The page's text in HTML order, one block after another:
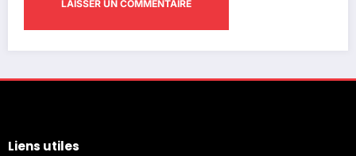
Liens utiles